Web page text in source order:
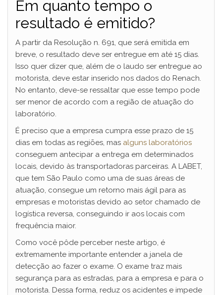
Em quanto tempo o
resultado é emitido?
A partir da Resolução n. 691, que será emitida em
breve, o resultado deve ser entregue em até 15 dias.
Isso quer dizer que, além de o laudo ser entregue ao
motorista, deve estar inserido nos dados do Renach.
No entanto, deve-se ressaltar que esse tempo pode
ser menor de acordo com a região de atuação do
laboratório.
É preciso que a empresa cumpra esse prazo de 15
dias em todas as regiões, mas alguns laboratórios
conseguem antecipar a entrega em determinados
locais, devido às transportadoras parceiras. A LABET,
que tem São Paulo como uma de suas áreas de
atuação, consegue um retorno mais ágil para as
empresas e motoristas devido ao setor chamado de
logística reversa, conseguindo ir aos locais com
frequência maior.
Como você pôde perceber neste artigo, é
extremamente importante entender a janela de
detecção ao fazer o exame. O exame traz mais
segurança para as estradas, para a empresa e para o
motorista. Dessa forma, reduz os acidentes e impede